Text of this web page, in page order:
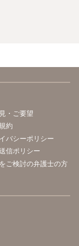
らないという精神的
怖を感じ、ご自身で話
、一度弁護士に依頼
ません。 ご参考にな
・ご要望
約
バシーポリシー
信ポリシー
ご検討の弁護士の方